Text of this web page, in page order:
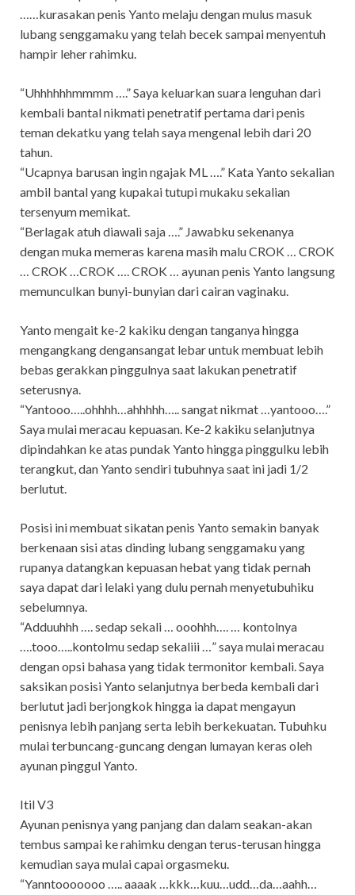
……kurasakan penis Yanto melaju dengan mulus masuk
lubang senggamaku yang telah becek sampai menyentuh
hampir leher rahimku.
“Uhhhhhhmmmm ….” Saya keluarkan suara lenguhan dari
kembali bantal nikmati penetratif pertama dari penis
teman dekatku yang telah saya mengenal lebih dari 20
tahun.
“Ucapnya barusan ingin ngajak ML ….” Kata Yanto sekalian
ambil bantal yang kupakai tutupi mukaku sekalian
tersenyum memikat.
“Berlagak atuh diawali saja ….” Jawabku sekenanya
dengan muka memeras karena masih malu CROK … CROK
… CROK …CROK …. CROK … ayunan penis Yanto langsung
memunculkan bunyi-bunyian dari cairan vaginaku.
Yanto mengait ke-2 kakiku dengan tanganya hingga
mengangkang dengansangat lebar untuk membuat lebih
bebas gerakkan pinggulnya saat lakukan penetratif
seterusnya.
“Yantooo…..ohhhh…ahhhhh….. sangat nikmat …yantooo….”
Saya mulai meracau kepuasan. Ke-2 kakiku selanjutnya
dipindahkan ke atas pundak Yanto hingga pinggulku lebih
terangkut, dan Yanto sendiri tubuhnya saat ini jadi 1/2
berlutut.
Posisi ini membuat sikatan penis Yanto semakin banyak
berkenaan sisi atas dinding lubang senggamaku yang
rupanya datangkan kepuasan hebat yang tidak pernah
saya dapat dari lelaki yang dulu pernah menyetubuhiku
sebelumnya.
“Adduuhhh …. sedap sekali … ooohhh…. … kontolnya
….tooo…..kontolmu sedap sekaliii …” saya mulai meracau
dengan opsi bahasa yang tidak termonitor kembali. Saya
saksikan posisi Yanto selanjutnya berbeda kembali dari
berlutut jadi berjongkok hingga ia dapat mengayun
penisnya lebih panjang serta lebih berkekuatan. Tubuhku
mulai terbuncang-guncang dengan lumayan keras oleh
ayunan pinggul Yanto.
Itil V3
Ayunan penisnya yang panjang dan dalam seakan-akan
tembus sampai ke rahimku dengan terus-terusan hingga
kemudian saya mulai capai orgasmeku.
“Yanntooooooo ….. aaaak …kkk…kuu…udd…da…aahh…